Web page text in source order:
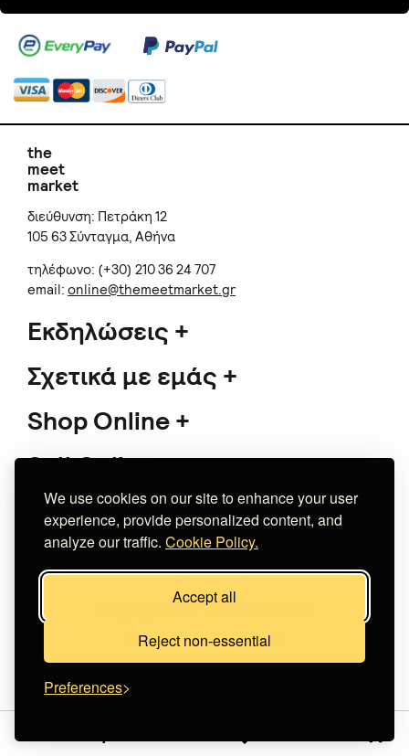
We use cookies on our site to enhance your user
experience, provide personalized content, and
analyze our traffic. Cookie Policy.
Accept all
Reject non-essential
Preferences
the
meet
market
διεύθυνση: Πετράκη 12
105 63 Σύνταγμα, Αθήνα
τηλέφωνο: (+30) 210 36 24 707
email: online@themeetmarket.gr
Εκδηλώσεις
Σχετικά με εμάς
Shop Online
Sell Online
Υποστήριξη
Copyright 2026 The Meet Market
Κατασκευή eshopNoetik